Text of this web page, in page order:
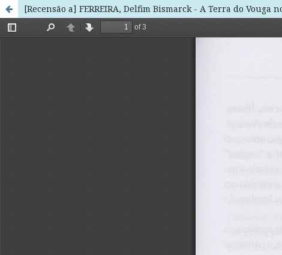
[Recensão a] FERREIRA, Delfim Bismarck - A Terra do Vouga